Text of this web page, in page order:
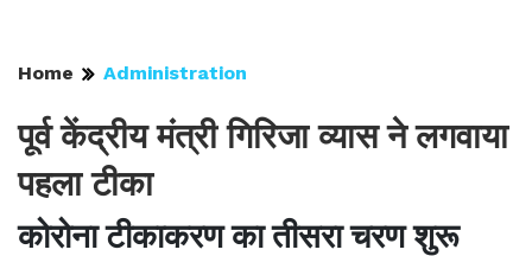
Home Administration
पूर्व केंद्रीय मंत्री गिरिजा व्यास ने लगवाया
पहला टीका
कोरोना टीकाकरण का तीसरा चरण शुरू